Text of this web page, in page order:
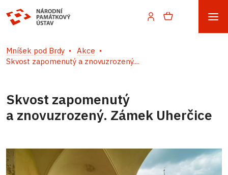
Mníšek pod Brdy
Akce
Skvost zapomenutý a znovuzrozený....
Skvost zapomenutý
a znovuzrozený. Zámek Uherčice